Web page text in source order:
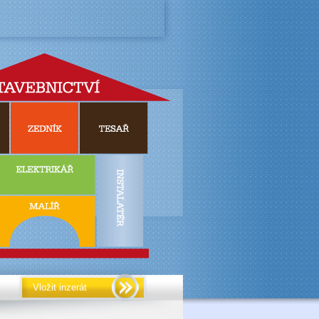
Vložit inzerát